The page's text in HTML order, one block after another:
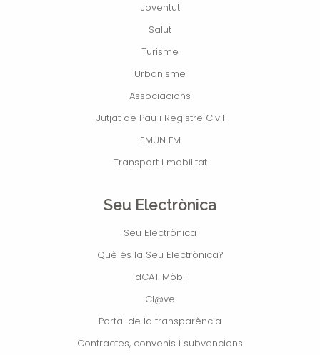
Joventut
Salut
Turisme
Urbanisme
Associacions
Jutjat de Pau i Registre Civil
EMUN FM
Transport i mobilitat
Seu Electrònica
Seu Electrònica
Què és la Seu Electrònica?
IdCAT Mòbil
Cl@ve
Portal de la transparència
Contractes, convenis i subvencions